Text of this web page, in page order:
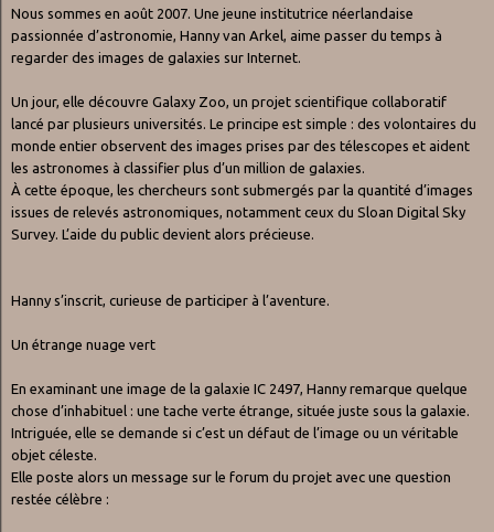
Nous sommes en août 2007. Une jeune institutrice néerlandaise
passionnée d’astronomie, Hanny van Arkel, aime passer du temps à
regarder des images de galaxies sur Internet.
Un jour, elle découvre Galaxy Zoo, un projet scientifique collaboratif
lancé par plusieurs universités. Le principe est simple : des volontaires du
monde entier observent des images prises par des télescopes et aident
les astronomes à classifier plus d’un million de galaxies.
À cette époque, les chercheurs sont submergés par la quantité d’images
issues de relevés astronomiques, notamment ceux du Sloan Digital Sky
Survey. L’aide du public devient alors précieuse.
Hanny s’inscrit, curieuse de participer à l’aventure.
Un étrange nuage vert
En examinant une image de la galaxie IC 2497, Hanny remarque quelque
chose d’inhabituel : une tache verte étrange, située juste sous la galaxie.
Intriguée, elle se demande si c’est un défaut de l’image ou un véritable
objet céleste.
Elle poste alors un message sur le forum du projet avec une question
restée célèbre :